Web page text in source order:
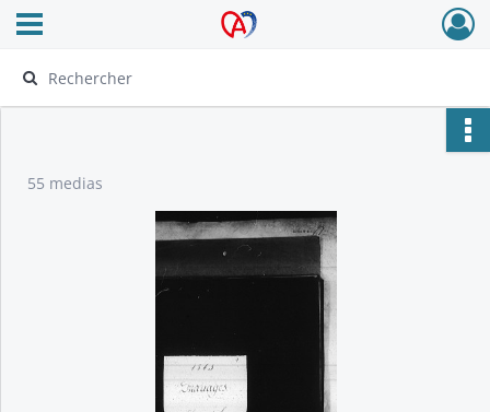
Archives Alsace - Colmar
Ouvrir le menu déroulant
55 medias